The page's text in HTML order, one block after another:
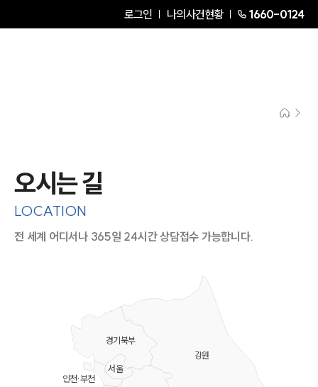
로그인 나의사건현황 1660-0124
오시는 길
LOCATION
전 세계 어디서나 365일 24시간 상담접수 가능합니다.
강원
경기북부
서울
인천·부천